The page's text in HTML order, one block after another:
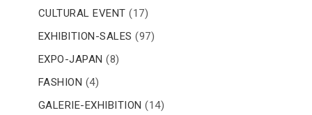
CULTURAL EVENT (17)
EXHIBITION-SALES (97)
EXPO-JAPAN (8)
FASHION (4)
GALERIE-EXHIBITION (14)